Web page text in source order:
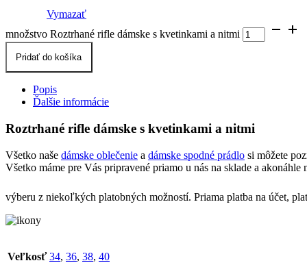
Vymazať
množstvo Roztrhané rifle dámske s kvetinkami a nitmi
Pridať do košíka
Popis
Ďalšie informácie
Roztrhané rifle dámske s kvetinkami a nitmi
Všetko naše dámske oblečenie a dámske spodné prádlo si môžete
Všetko máme pre Vás pripravené priamo u nás na sklade a
výberu z niekoľkých platobných možností. Priama platba na účet,
Veľkosť 34, 36, 38, 40